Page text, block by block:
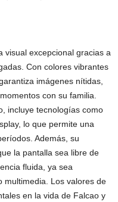
visual excepcional gracias a
Con colores vibrantes
imágenes nítidas,
con su familia.
incluye tecnologías como
lo que permite una
Además, su
la pantalla sea libre de
fluida, ya sea
multimedia. Los valores de
en la vida de Falcao y